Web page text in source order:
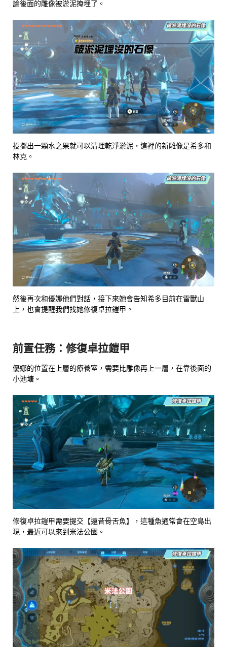
論後面的雕像被淤泥掩埋了。
投擲出一顆水之果就可以清理乾淨淤泥，這裡的新雕像是希多和
林克。
然後再次和優娜他們對話，接下來她會告知希多目前在雷獸山
上，也會提醒我們找她修復卓拉鎧甲。
前置任務：修復卓拉鎧甲
優娜的位置在上層的療養室，需要比雕像再上一層，在靠後面的
小池塘。
修復卓拉鎧甲需要提交【遠昔骨舌魚】，這種魚通常會在空島出
現，最近可以來到米法公園。